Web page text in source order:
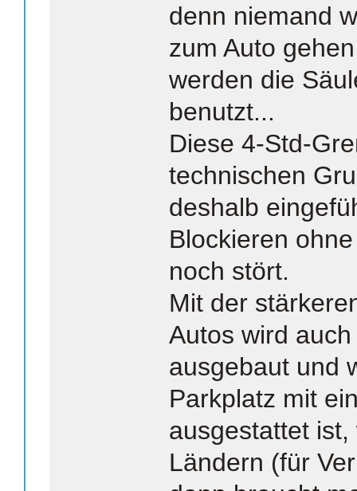
denn niemand
zum Auto
werden die
benutzt...
Diese 4-Std-
technischen
deshalb
Blockieren
noch stört.
Mit der
Autos wird
ausgebaut und
Parkplatz mit
ausgestattet
Ländern (für